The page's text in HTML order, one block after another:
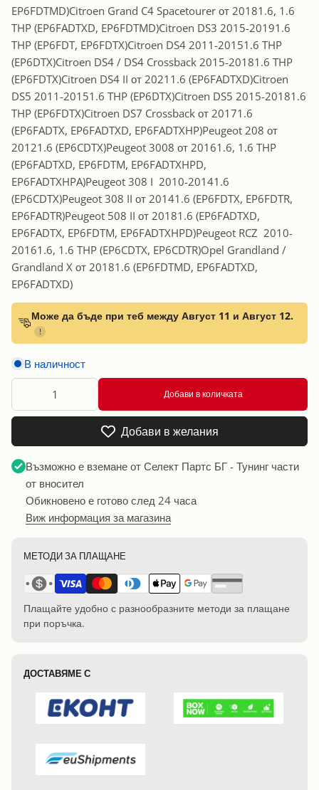
EP6FDTMD)Citroen Grand C4 Spacetourer от 20181.6, 1.6
THP (EP6FADTXD, EP6FDTMD)Citroen DS3 2015-20191.6
THP (EP6FDT, EP6FDTX)Citroen DS4 2011-20151.6 THP
(EP6DTX)Citroen DS4 / DS4 Crossback 2015-20181.6 THP
(EP6FDTX)Citroen DS4 II от 20211.6 (EP6FADTXD)Citroen
DS5 2011-20151.6 THP (EP6DTX)Citroen DS5 2015-20181.6
THP (EP6FDTX)Citroen DS7 Crossback от 20171.6
(EP6FADTX, EP6FADTXD, EP6FADTXHP)Peugeot 208 от
20121.6 (EP6CDTX)Peugeot 3008 от 20161.6, 1.6 THP
(EP6FADTXD, EP6FDTM, EP6FADTXHPD,
EP6FADTXHPA)Peugeot 308 I 2010-20141.6
(EP6CDTX)Peugeot 308 II от 20141.6 (EP6FDTX, EP6FDTR,
EP6FADTR)Peugeot 508 II от 20181.6 (EP6FADTXD,
EP6FADTX, EP6FDTM, EP6FADTXHPD)Peugeot RCZ 2010-
20161.6, 1.6 THP (EP6CDTX, EP6CDTR)Opel Grandland /
Grandland X от 20181.6 (EP6FDTMD, EP6FADTXD,
EP6FADTXD)
Може да бъде при теб между Август 11 и Август 12.
!
В наличност
Добави в количката
Добави в желания
Възможно е вземане отСелект Партс БГ - Тунинг части
от вносител
Обикновено е готово след 24 часа
Виж информация за магазина
МЕТОДИ ЗА ПЛАЩАНЕ
Плащайте удобно с разнообразните методи за плащане
при поръчка.
ДОСТАВЯМЕ С